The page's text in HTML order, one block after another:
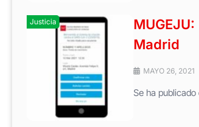
Justicia
Madrid
MAYO 26, 2021
Se ha